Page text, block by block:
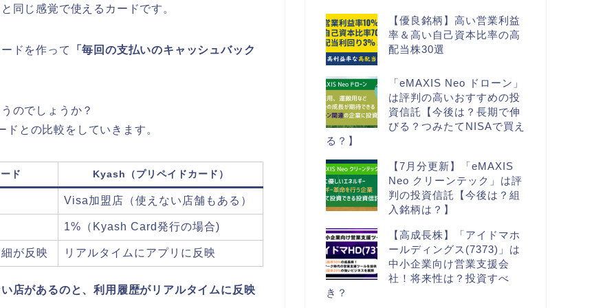
同じ感覚で使えるカードです。
ドを作って 「毎回の支払いのキャッシュバック
のでしょうか？
との比較をしていきます。
ド Kyash（プリペイドカード）
Visa加盟店（使えない店舗もある）
1%（Kyash Card発行の場合)
が反映 リアルタイムにアプリに反映
店があるのと、利用履歴がリアルタイムに反映
【優良銘柄】高い営業利益
率＆高い自己資本比率の高
配当株30選
「eMAXIS Neo ドローン」
は評判の高いおすすめの投
資信託【今後は？長期で伸
びる？つみたてNISAで買え
る？】
【7月分更新】「eMAXIS
Neo クリーンテック」は評
判の投資信託【今後は？組
入銘柄は？】
【高成長株】「アイドマホ
ールディングス(7373)」は
中小企業向け営業支援会
社！将来性は？投資すべ
き？